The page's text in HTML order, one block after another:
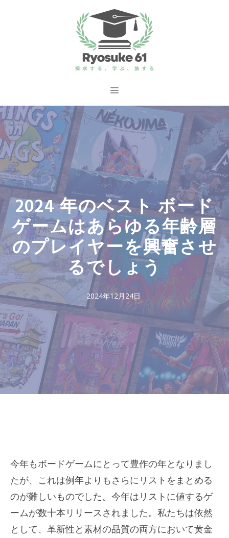
ス
キ
ッ
プ
メ
ニ
ュ
ー
2024 年のベスト ボード
ゲームはあらゆる年齢層
のプレイヤーを興奮させ
るでしょう
2024年12月24日
今年もボードゲームにとって豊作の年となりまし
たが、これは例年よりもさらにリストをまとめる
のが難しいものでした。今年はリストに値するゲ
ームが数十本リリースされました。私たちは依然
として、革新性と素材の品質の両方において黄金